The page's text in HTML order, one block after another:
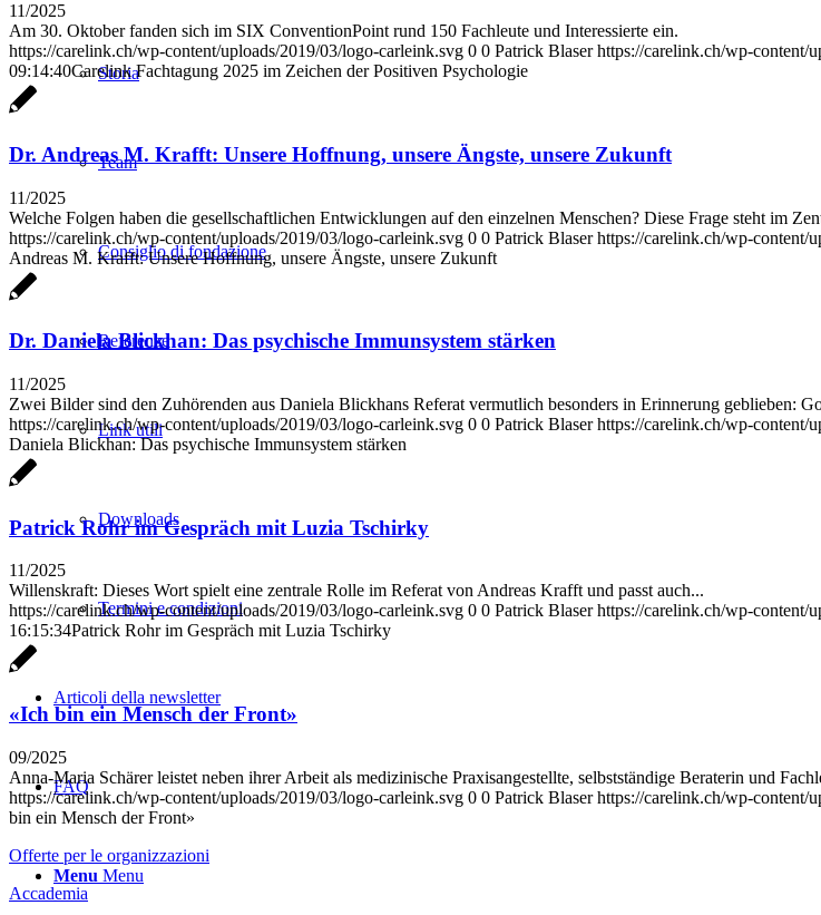
Storia
Team
Consiglio di fondazione
Referenze
Link utili
Downloads
Termini e condizioni
Articoli della newsletter
FAQ
Menu Menu
11/2025
Am 30. Oktober fanden sich im SIX ConventionPoint rund 150 Fachleute und Interessierte ein.
https://carelink.ch/wp-content/uploads/2019/03/logo-carleink.svg 0 0 Patrick Blaser https://carelink.ch/wp-content/
09:14:40Carelink Fachtagung 2025 im Zeichen der Positiven Psychologie
Dr. Andreas M. Krafft: Unsere Hoffnung, unsere Ängste, unsere Zukunft
11/2025
Welche Folgen haben die gesellschaftlichen Entwicklungen auf den einzelnen Menschen? Diese Frage steht im
https://carelink.ch/wp-content/uploads/2019/03/logo-carleink.svg 0 0 Patrick Blaser https://carelink.ch/wp-content/
Andreas M. Krafft: Unsere Hoffnung, unsere Ängste, unsere Zukunft
Dr. Daniela Blickhan: Das psychische Immunsystem stärken
11/2025
Zwei Bilder sind den Zuhörenden aus Daniela Blickhans Referat vermutlich besonders in Erinnerung geblieben:
https://carelink.ch/wp-content/uploads/2019/03/logo-carleink.svg 0 0 Patrick Blaser https://carelink.ch/wp-content/
Daniela Blickhan: Das psychische Immunsystem stärken
Patrick Rohr im Gespräch mit Luzia Tschirky
11/2025
Willenskraft: Dieses Wort spielt eine zentrale Rolle im Referat von Andreas Krafft und passt auch...
https://carelink.ch/wp-content/uploads/2019/03/logo-carleink.svg 0 0 Patrick Blaser https://carelink.ch/wp-content/
16:15:34Patrick Rohr im Gespräch mit Luzia Tschirky
«Ich bin ein Mensch der Front»
09/2025
Anna-Maria Schärer leistet neben ihrer Arbeit als medizinische Praxisangestellte, selbstständige Beraterin und
https://carelink.ch/wp-content/uploads/2019/03/logo-carleink.svg 0 0 Patrick Blaser https://carelink.ch/wp-content/
bin ein Mensch der Front»
Offerte per le organizzazioni
Accademia